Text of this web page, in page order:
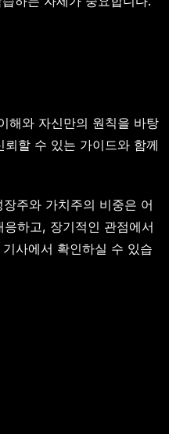
해와 자신만의 원칙을 바탕
할 수 있는 가이드와 함께
주와 가치주의 비중은 어
하고, 장기적인 관점에서
사에서 확인하실 수 있습